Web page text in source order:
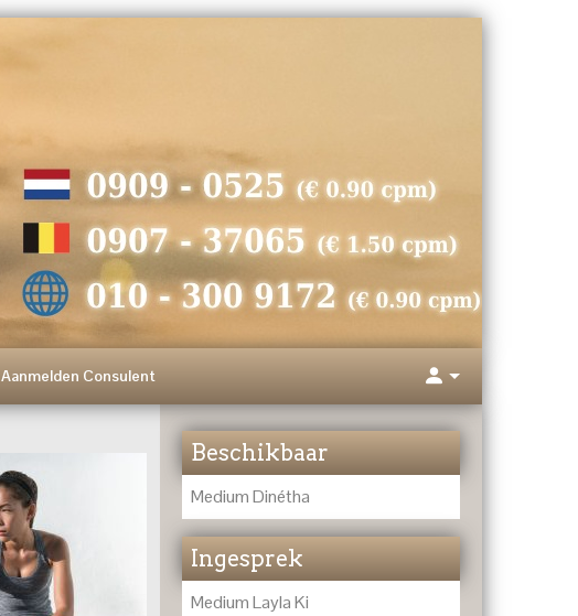
Aanmelden Consulent
Beschikbaar
Medium Dinétha
Ingesprek
Medium Layla Ki